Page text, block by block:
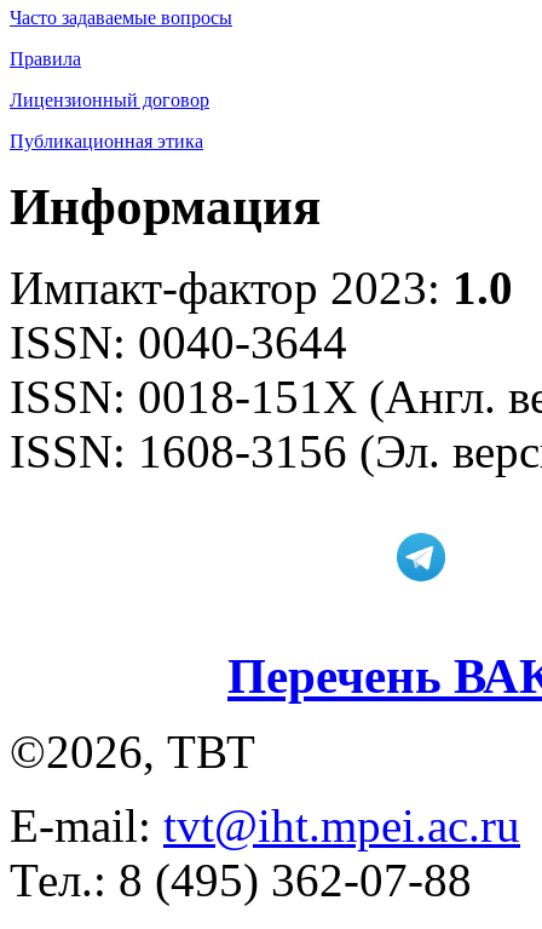
Часто задаваемые вопросы
Правила
Лицензионный договор
Публикационная этика
Информация
Импакт-фактор 2023: 1.0
ISSN: 0040-3644
ISSN: 0018-151X (Англ.
ISSN: 1608-3156 (Эл.
Перечень
©2026, ТВТ
E-mail: tvt@iht.mpei.ac.ru
Тел.: 8 (495) 362-07-88